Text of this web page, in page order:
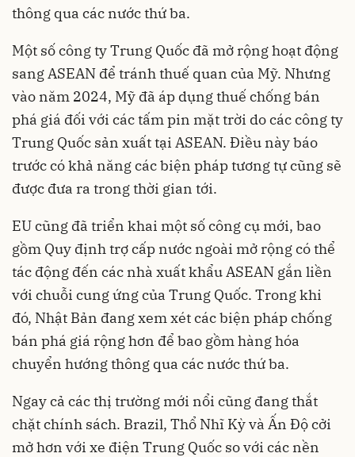
thông qua các nước thứ ba.
Một số công ty Trung Quốc đã mở rộng hoạt động
sang ASEAN để tránh thuế quan của Mỹ. Nhưng
vào năm 2024, Mỹ đã áp dụng thuế chống bán
phá giá đối với các tấm pin mặt trời do các công ty
Trung Quốc sản xuất tại ASEAN. Điều này báo
trước có khả năng các biện pháp tương tự cũng sẽ
được đưa ra trong thời gian tới.
EU cũng đã triển khai một số công cụ mới, bao
gồm Quy định trợ cấp nước ngoài mở rộng có thể
tác động đến các nhà xuất khẩu ASEAN gắn liền
với chuỗi cung ứng của Trung Quốc. Trong khi
đó, Nhật Bản đang xem xét các biện pháp chống
bán phá giá rộng hơn để bao gồm hàng hóa
chuyển hướng thông qua các nước thứ ba.
Ngay cả các thị trường mới nổi cũng đang thắt
chặt chính sách. Brazil, Thổ Nhĩ Kỳ và Ấn Độ cởi
mở hơn với xe điện Trung Quốc so với các nền